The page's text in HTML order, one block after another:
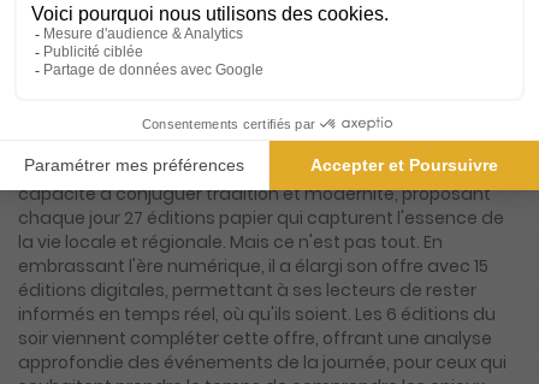
Né le 7 septembre 1945, ce quotidien régional s'est imposé
comme un pilier incontournable de l'information dans le
sud-est de la France. Avec une riche histoire de près de
changeants de ses lecteurs tout en restant fidèle à sa
mission première : offrir une couverture complète et
précise de l'actualité. Ce journal se distingue par sa
capacité à conjuguer tradition et modernité, proposant
chaque jour 27 éditions papier qui capturent l'essence de
la vie locale et régionale. Mais ce n'est pas tout. En
embrassant l'ère numérique, il a élargi son offre avec 15
éditions digitales, permettant à ses lecteurs de rester
informés en temps réel, où qu'ils soient. Les 6 éditions du
soir viennent compléter cette offre, offrant une analyse
approfondie des événements de la journée, pour ceux qui